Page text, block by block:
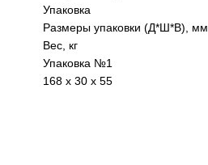
Упаковка
Размеры упаковки (Д*Ш*В), мм
Вес, кг
Упаковка №1
168 x 30 x 55